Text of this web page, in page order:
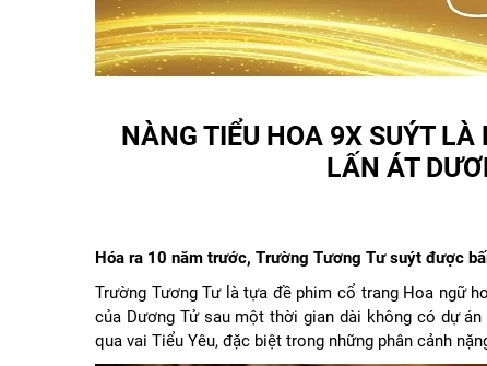
NÀNG TIỂU HOA 9X SUÝT
LẤN ÁT
Hóa ra 10 năm trước, Trường Tương Tư suýt được
Trường Tương Tư là tựa đề phim cổ trang Hoa ngữ
của Dương Tử sau một thời gian dài không có dự
qua vai Tiểu Yêu, đặc biệt trong những phân cảnh